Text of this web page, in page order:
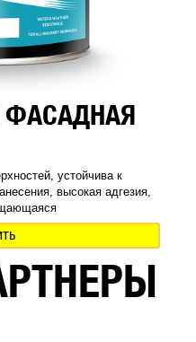
ФАСАДНАЯ
устойчива к
высокая адгезия,